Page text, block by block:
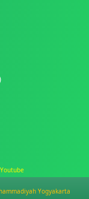
Youtube
Yogyakarta